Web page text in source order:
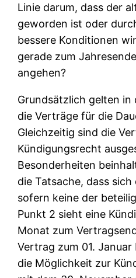
Linie darum, dass der
geworden ist oder
bessere Konditionen
gerade zum
angehen?
Grundsätzlich gelten in
die Verträge für die
Gleichzeitig sind die
Kündigungsrecht
Besonderheiten
die Tatsache, dass
sofern keine der
Punkt 2 sieht eine
Monat zum
Vertrag zum 01.
die Möglichkeit zur